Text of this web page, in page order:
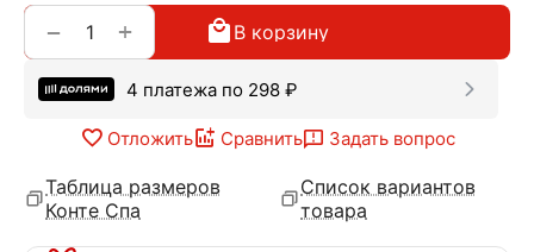
+
− В корзину
4 платежа по 298 ₽
Отложить Сравнить Задать вопрос
Таблица размеров
Конте Спа
Список вариантов
товара